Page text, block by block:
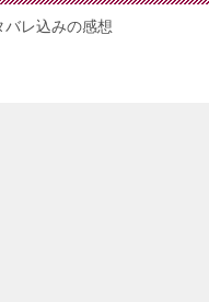
レ込みの感想